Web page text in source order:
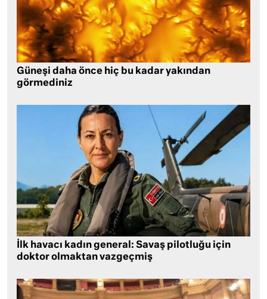
Güneşi daha önce hiç bu kadar yakından
görmediniz
İlk havacı kadın general: Savaş pilotluğu için
doktor olmaktan vazgeçmiş